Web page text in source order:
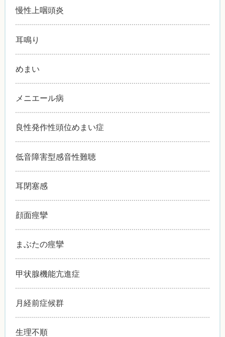
慢性上咽頭炎
耳鳴り
めまい
メニエール病
良性発作性頭位めまい症
低音障害型感音性難聴
耳閉塞感
顔面痙攣
まぶたの痙攣
甲状腺機能亢進症
月経前症候群
生理不順